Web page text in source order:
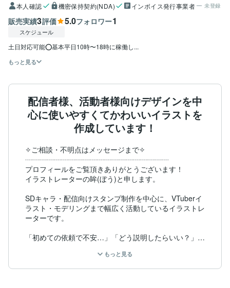
本人確認 機密保持契約(NDA) インボイス発行事業者 未登録
販売実績3評価 5.0フォロワー1
スケジュール
土日対応可能⭕️基本平日10時〜18時に稼働し...
もっと見る
配信者様、活動者様向けデザインを中
心に使いやすくてかわいいイラストを
作成しています！
✧︎ご相談・不明点はメッセージまで✧︎
┈┈┈┈┈┈┈┈┈┈┈┈┈┈┈┈┈┈┈┈
プロフィールをご覧頂きありがとうございます！
イラストレーターの眸(ぼう)と申します。
SDキャラ・配信向けスタンプ制作を中心に、VTuberイ
ラスト・モデリングまで幅広く活動しているイラストレ
ーターです。
「初めての依頼で不安…」「どう説明したらいい？」と
イメージ画像・ざっくりした雰囲気だけでもOKです！
細かくやり取りをしてお客様の理想に近いものを制作し
もっと見る